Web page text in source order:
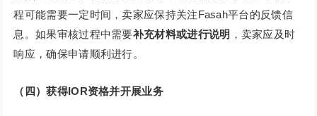
程可能需要一定时间，卖家应保持关注Fasah平台的反馈信
息。如果审核过程中需要补充材料或进行说明 ，卖家应及时
响应，确保申请顺利进行。
（四）获得IOR资格并开展业务